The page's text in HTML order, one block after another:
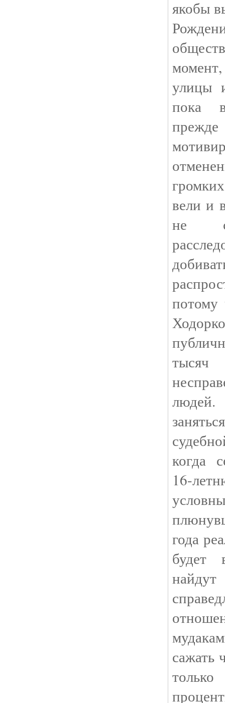
якобы
улицы
пока
вели и
не
потому
когда
16-
года
будет
сажать